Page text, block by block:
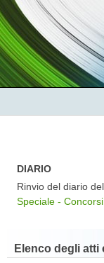
DIARIO
Rinvio del diario
Speciale -
Elenco degli atti